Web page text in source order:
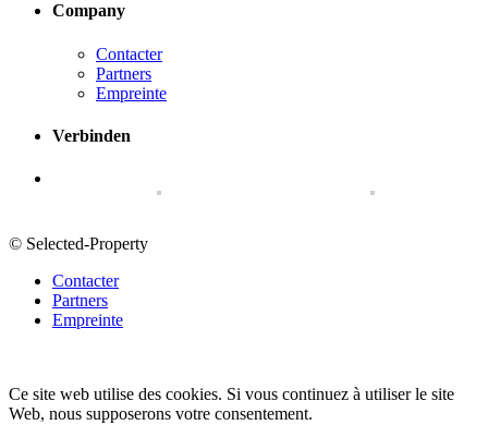
Company
Contacter
Partners
Empreinte
Verbinden
© Selected-Property
Contacter
Partners
Empreinte
Ce site web utilise des cookies. Si vous continuez à utiliser le site
Web, nous supposerons votre consentement.